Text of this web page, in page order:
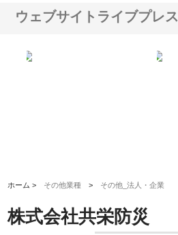
ウェブサイトライブプレス
ホーム > その他業種 > その他_法人・企業
株式会社共栄防災